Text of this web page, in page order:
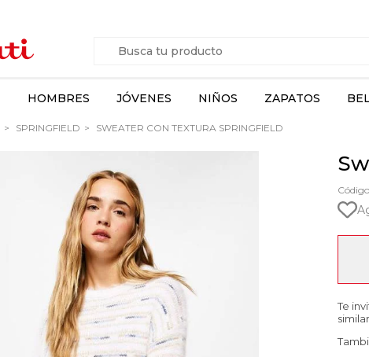
HOMBRES JÓVENES NIÑOS ZAPATOS
SPRINGFIELD SWEATER CON TEXTURA SPRINGFIELD
Te